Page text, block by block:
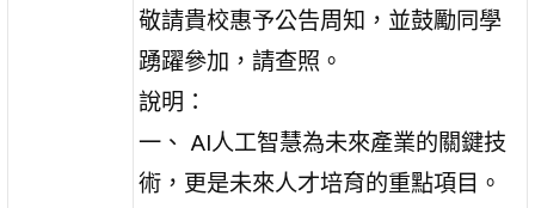
敬請貴校惠予公告周知，並鼓勵同學
踴躍參加，請查照。
說明：
一、 AI人工智慧為未來產業的關鍵技
術，更是未來人才培育的重點項目。